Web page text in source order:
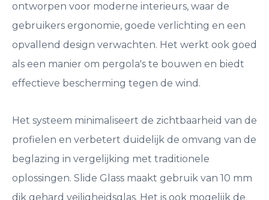
ontworpen voor moderne interieurs, waar de
gebruikers ergonomie, goede verlichting en een
opvallend design verwachten. Het werkt ook goed
als een manier om pergola's te bouwen en biedt
effectieve bescherming tegen de wind.
Het systeem minimaliseert de zichtbaarheid van de
profielen en verbetert duidelijk de omvang van de
beglazing in vergelijking met traditionele
oplossingen. Slide Glass maakt gebruik van 10 mm
dik gehard veiligheidsglas. Het is ook mogelijk de